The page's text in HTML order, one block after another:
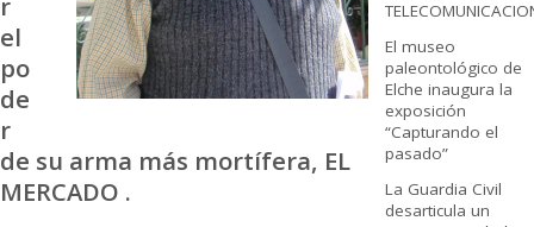
el
po
de
r
de su arma más mortífera, EL
MERCADO .
El museo
paleontológico de
Elche inaugura la
exposición
“Capturando el
pasado”
La Guardia Civil
desarticula un